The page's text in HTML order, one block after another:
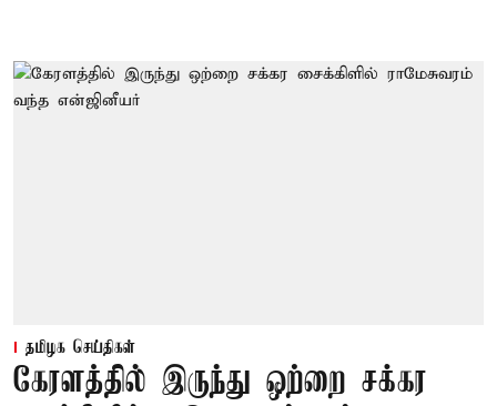
தமிழக செய்திகள்
கேரளத்தில் இருந்து ஒற்றை சக்கர